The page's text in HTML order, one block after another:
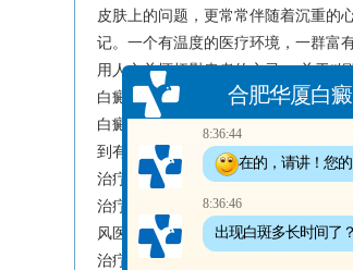
皮肤上的问题，更常常伴随着沉重的
记。一个有温度的医疗环境，一群富
用人文关怀抚慰患者的心灵。 关于“
白癜风真的能治好吗？
白癜风的治疗的效果因人而异，与发
到有效控制，甚至实现临床恢复。
治疗费用会不会很高？
治疗费用取决于选择的治疗方案、药
风医院费用透明，按次收费，相对合理
治疗期间需要注意什么？
合肥华厦白
8:36:44
在的，请讲！您
8:36:46
出现白斑多长时间了？